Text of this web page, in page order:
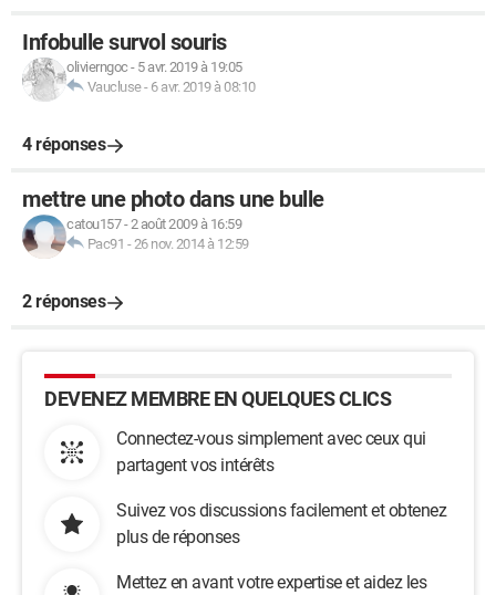
Infobulle survol souris
olivierngoc - 5 avr. 2019 à 19:05
Vaucluse- 6 avr. 2019 à 08:10
4 réponses
mettre une photo dans une bulle
catou157-2 août 2009 à 16:59
Pac91 -26 nov. 2014 à 12:59
2 réponses
DEVENEZ MEMBRE EN QUELQUES CLICS
Connectez-vous simplement avec ceux qui
partagent vos intérêts
Suivez vos discussions facilement et obtenez
plus de réponses
Mettez en avant votre expertise et aidez les